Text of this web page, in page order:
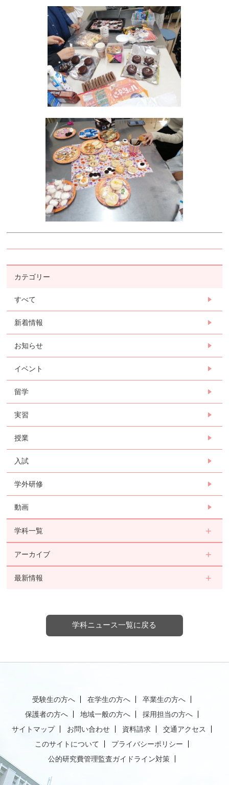
カテゴリー
すべて
新着情報
お知らせ
イベント
留学
実習
授業
入試
学外研修
動画
学科一覧
アーカイブ
最新情報
学科ニュース一覧に戻る
受験生の方へ 在学生の方へ
卒業生の方へ
保護者の方へ
地域一般の方へ
採用担当の方へ
サイトマップ
お問い合わせ 資料請求
交通アクセス
このサイトについて
プライバシーポリシー
公的研究費管理監査ガイドライン対策